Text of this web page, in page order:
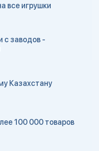
все игрушки
с заводов -
Казахстану
100 000 товаров